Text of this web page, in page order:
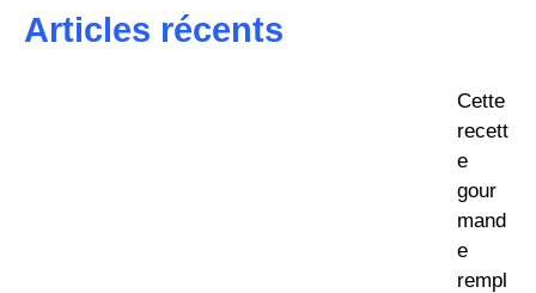
Articles récents
Cette
recett
e
gour
mand
e
rempl